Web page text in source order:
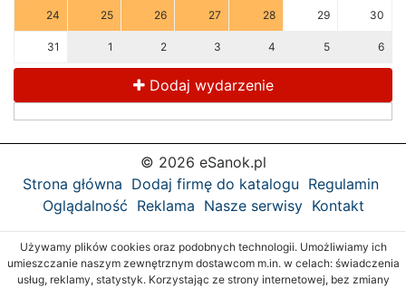
24 25 26 27 28 29 30
31 1 2 3 4 5 6
Dodaj wydarzenie
© 2026 eSanok.pl
Strona główna Dodaj firmę do katalogu Regulamin
Oglądalność Reklama Nasze serwisy Kontakt
Używamy plików cookies oraz podobnych technologii. Umożliwiamy ich
umieszczanie naszym zewnętrznym dostawcom m.in. w celach: świadczenia
usług, reklamy, statystyk. Korzystając ze strony internetowej, bez zmiany